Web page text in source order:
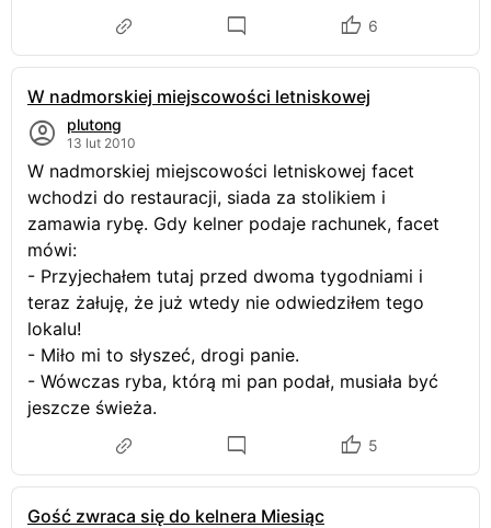
6
W nadmorskiej miejscowości letniskowej
plutong
13 lut 2010
W nadmorskiej miejscowości letniskowej facet
wchodzi do restauracji, siada za stolikiem i
zamawia rybę. Gdy kelner podaje rachunek, facet
mówi:
- Przyjechałem tutaj przed dwoma tygodniami i
teraz żałuję, że już wtedy nie odwiedziłem tego
lokalu!
- Miło mi to słyszeć, drogi panie.
- Wówczas ryba, którą mi pan podał, musiała być
jeszcze świeża.
5
Gość zwraca się do kelnera Miesiąc